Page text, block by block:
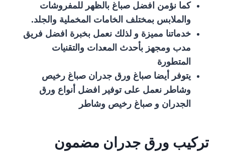
كما نؤمن افضل صباغ بالظهر للمفروشات
والملابس بمختلف الخامات المخملية والجلد.
خدماتنا مميزة و لذلك نعمل بخبرة افضل فريق
مدب ومجهز بأحدث المعدات والتقنيات
المتطورة
يتوفر أيضا صباغ ورق جدران صباغ رخيص
وشاطر نعمل على توفير افضل أنواع ورق
الجدران و صباغ رخيص وشاطر
تركيب ورق جدران مضمون